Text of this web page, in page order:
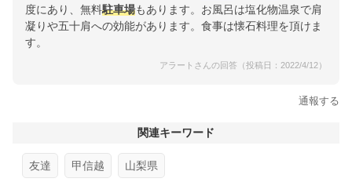
度にあり、無料駐車場もあります。お風呂は塩化物温泉で肩
凝りや五十肩への効能があります。食事は懐石料理を頂けま
す。
アラートさんの回答（投稿日：2022/4/12）
通報する
関連キーワード
友達 甲信越 山梨県